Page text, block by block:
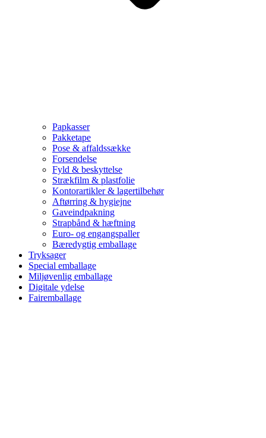
Papkasser
Pakketape
Pose & affaldssække
Forsendelse
Fyld & beskyttelse
Strækfilm & plastfolie
Kontorartikler & lagertilbehør
Aftørring & hygiejne
Gaveindpakning
Strapbånd & hæftning
Euro- og engangspaller
Bæredygtig emballage
Tryksager
Special emballage
Miljøvenlig emballage
Digitale ydelse
Fairemballage